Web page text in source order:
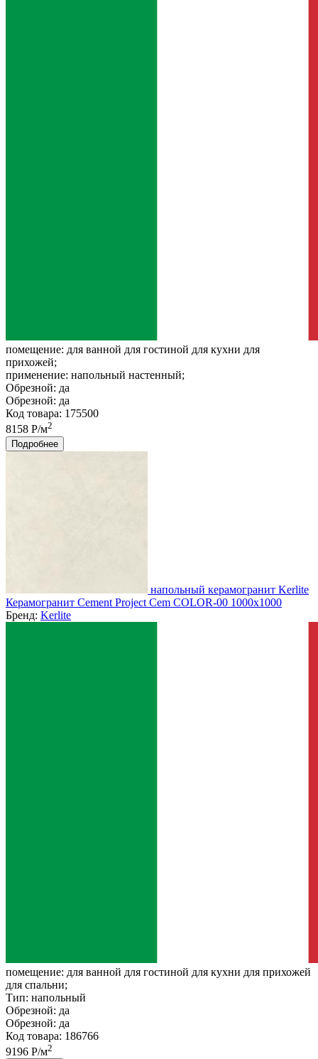
помещение: для ванной для гостиной для кухни для
прихожей;
применение: напольный настенный;
Обрезной: да
Обрезной: да
Код товара: 175500
8158 Р/м2
Подробнее
напольный керамогранит Kerlite
Керамогранит Cement Project Cem COLOR-00 1000x1000
Бренд: Kerlite
помещение: для ванной для гостиной для кухни для прихожей
для спальни;
Тип: напольный
Обрезной: да
Обрезной: да
Код товара: 186766
9196 Р/м2